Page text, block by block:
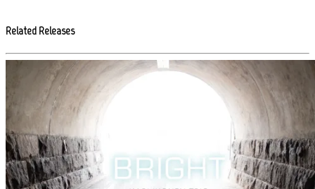
Related Releases